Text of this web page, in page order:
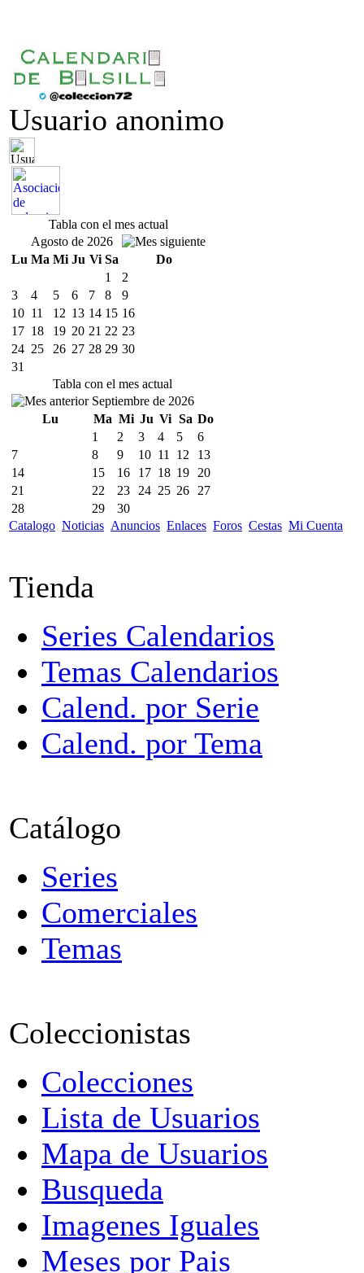
Usuario anonimo
Tabla con el mes actual
Agosto de 2026
Lu Ma Mi Ju Vi Sa
Do
1
2
3
4 5 6 7 8
9
10 11 12 13 14 15 16
17 18 19 20 21 22 23
24 25 26 27 28 29 30
31
Tabla con el mes actual
Septiembre de 2026
Lu
Ma Mi Ju Vi Sa Do
1
2 3 4 5
6
7
8 9 10 11 12
13
14
15 16 17 18 19
20
21
22 23 24 25 26
27
28
29
30
Catalogo Noticias Anuncios Enlaces Foros Cestas Mi Cuenta
Tienda
Series Calendarios
Temas Calendarios
Calend. por Serie
Calend. por Tema
Catálogo
Series
Comerciales
Temas
Coleccionistas
Colecciones
Lista de Usuarios
Mapa de Usuarios
Busqueda
Imagenes Iguales
Meses por Pais